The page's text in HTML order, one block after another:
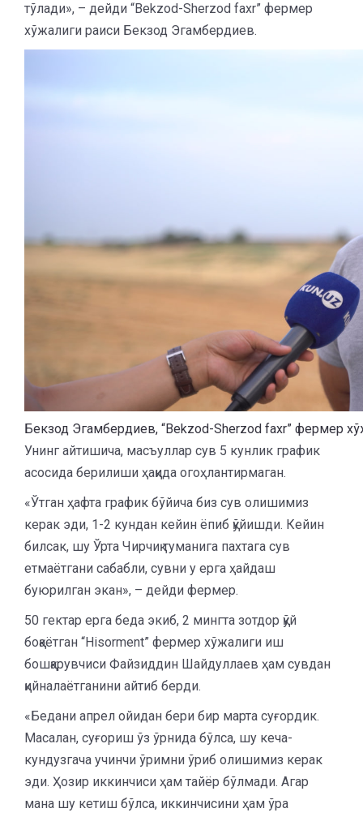
тўлади», – дейди “Bekzod-Sherzod faxr” фермер
хўжалиги раиси Бекзод Эгамбердиев.
Бекзод Эгамбердиев, “Bekzod-Sherzod faxr” фермер
Унинг айтишича, масъуллар сув 5 кунлик график
асосида берилиши ҳақида огоҳлантирмаган.
«Ўтган ҳафта график бўйича биз сув олишимиз
керак эди, 1-2 кундан кейин ёпиб қўйишди. Кейин
билсак, шу Ўрта Чирчиқ туманига пахтага сув
етмаётгани сабабли, сувни у ерга ҳайдаш
буюрилган экан», – дейди фермер.
50 гектар ерга беда экиб, 2 мингта зотдор қўй
боқаётган “Hisorment” фермер хўжалиги иш
бошқарувчиси Файзиддин Шайдуллаев ҳам сувдан
қийналаётганини айтиб берди.
«Бедани апрел ойидан бери бир марта суғордик.
Масалан, суғориш ўз ўрнида бўлса, шу кеча-
кундузгача учинчи ўримни ўриб олишимиз керак
эди. Ҳозир иккинчиси ҳам тайёр бўлмади. Агар
мана шу кетиш бўлса, иккинчисини ҳам ўра